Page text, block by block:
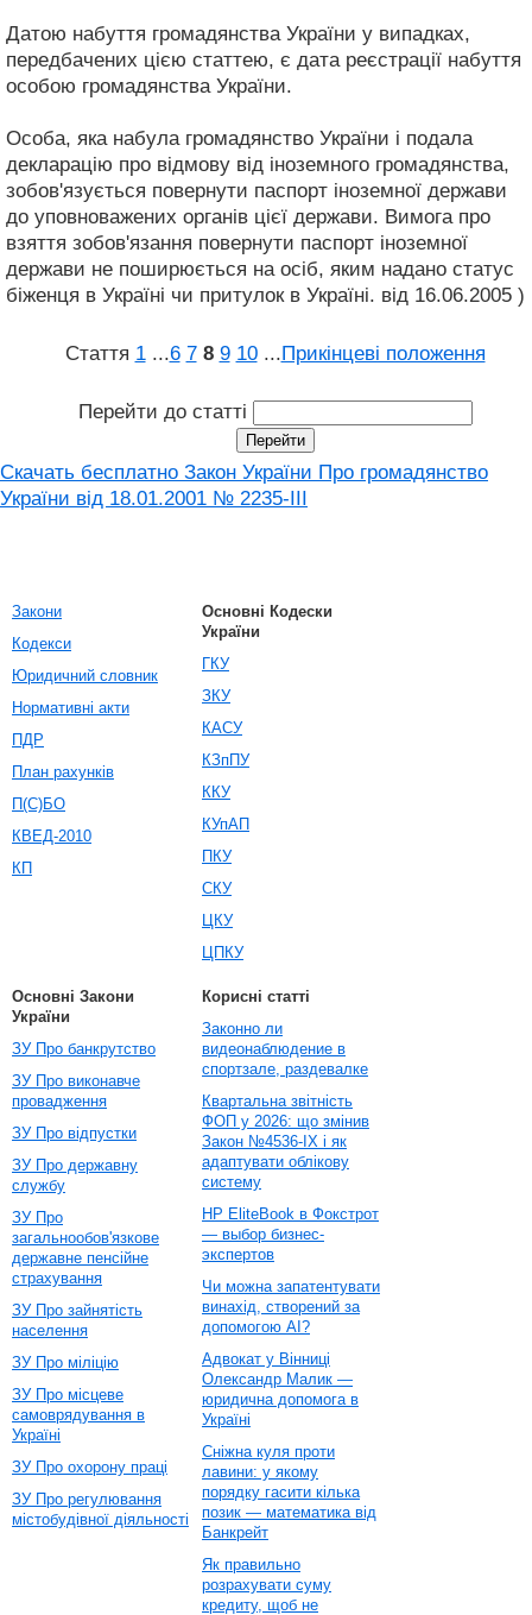
Датою набуття громадянства України у випадках,
передбачених цією статтею, є дата реєстрації набуття
особою громадянства України.
Особа, яка набула громадянство України і подала
декларацію про відмову від іноземного громадянства,
зобов'язується повернути паспорт іноземної держави
до уповноважених органів цієї держави. Вимога про
взяття зобов'язання повернути паспорт іноземної
держави не поширюється на осіб, яким надано статус
біженця в Україні чи притулок в Україні. від 16.06.2005 )
Стаття 1 ...6 7 8 9 10 ...Прикінцеві положення
Перейти до статті
Скачать бесплатно Закон України Про громадянство
України вiд 18.01.2001 № 2235-III
Закони
Кодекси
Юридичний словник
Нормативні акти
ПДР
План рахунків
П(С)БО
КВЕД-2010
КП
Основні Кодески
України
ГКУ
ЗКУ
КАСУ
КЗпПУ
ККУ
КУпАП
ПКУ
СКУ
ЦКУ
ЦПКУ
Основні Закони
України
ЗУ Про банкрутство
ЗУ Про виконавче
провадження
ЗУ Про відпустки
ЗУ Про державну
службу
ЗУ Про
загальнообов'язкове
державне пенсійне
страхування
ЗУ Про зайнятість
населення
ЗУ Про міліцію
ЗУ Про місцеве
самоврядування в
Україні
ЗУ Про охорону праці
ЗУ Про регулювання
містобудівної діяльності
Корисні статті
Законно ли
видеонаблюдение в
спортзале, раздевалке
Квартальна звітність
ФОП у 2026: що змінив
Закон №4536-IX і як
адаптувати облікову
систему
HP EliteBook в Фокстрот
— выбор бизнес-
экспертов
Чи можна запатентувати
винахід, створений за
допомогою AI?
Адвокат у Вінниці
Олександр Малик —
юридична допомога в
Україні
Сніжна куля проти
лавини: у якому
порядку гасити кілька
позик — математика від
Банкрейт
Як правильно
розрахувати суму
кредиту, щоб не